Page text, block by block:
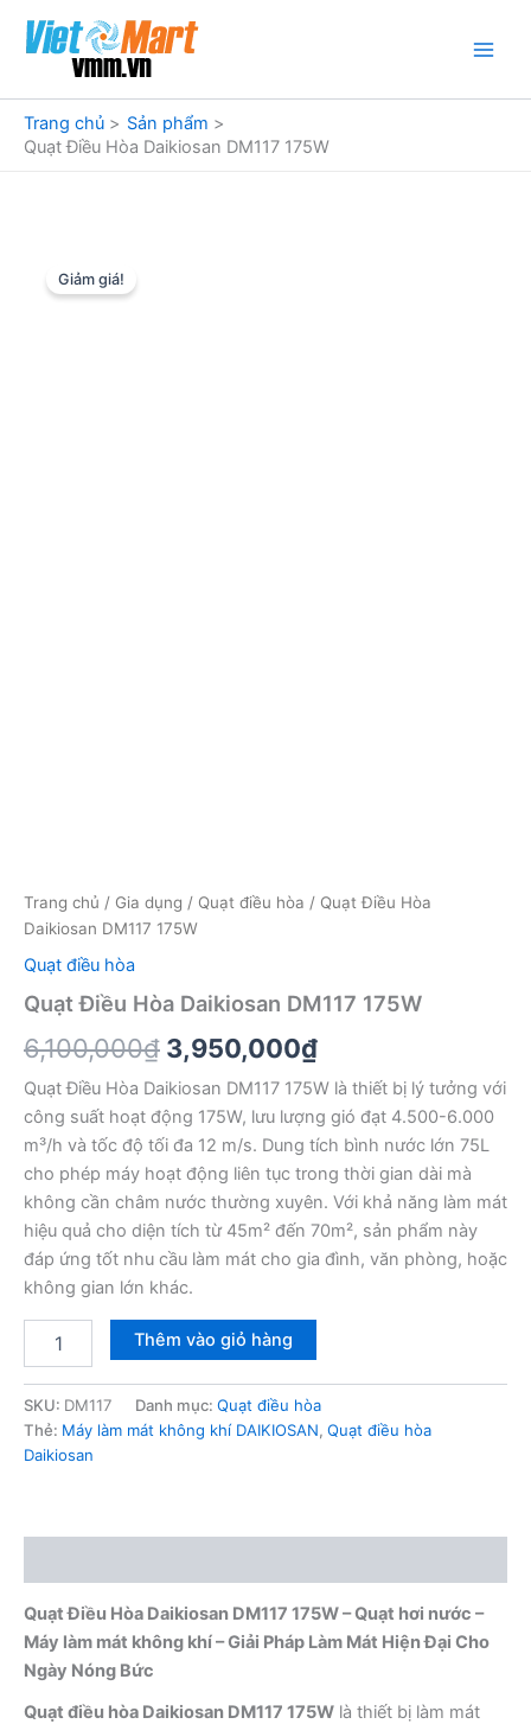
dung
Trang chủ
Sản phẩm
Quạt Điều Hòa Daikiosan DM117 175W
Giảm giá!
Trang chủ / Gia dụng / Quạt điều hòa / Quạt Điều Hòa
Daikiosan DM117 175W
Quạt điều hòa
Quạt Điều Hòa Daikiosan DM117 175W
6,100,000₫ Giá
gốc
là:
6,100,000₫.
3,950,000₫Giá
hiện
tại
là:
3,950,000₫.
Quạt Điều Hòa Daikiosan DM117 175W là thiết bị lý tưởng với
công suất hoạt động 175W, lưu lượng gió đạt 4.500-6.000
m³/h và tốc độ tối đa 12 m/s. Dung tích bình nước lớn 75L
cho phép máy hoạt động liên tục trong thời gian dài mà
không cần châm nước thường xuyên. Với khả năng làm mát
hiệu quả cho diện tích từ 45m² đến 70m², sản phẩm này
đáp ứng tốt nhu cầu làm mát cho gia đình, văn phòng, hoặc
không gian lớn khác.
Daikiosan
DM117
175W
Thêm vào giỏ hàng
SKU: DM117 Danh mục: Quạt điều hòa
Thẻ: Máy làm mát không khí DAIKIOSAN, Quạt điều hòa
Daikiosan
Quạt Điều Hòa Daikiosan DM117 175W – Quạt hơi nước –
Máy làm mát không khí – Giải Pháp Làm Mát Hiện Đại Cho
Ngày Nóng Bức
Quạt điều hòa Daikiosan DM117 175W là thiết bị làm mát